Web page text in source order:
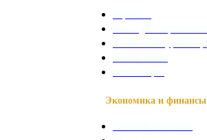
Экономика и финансы